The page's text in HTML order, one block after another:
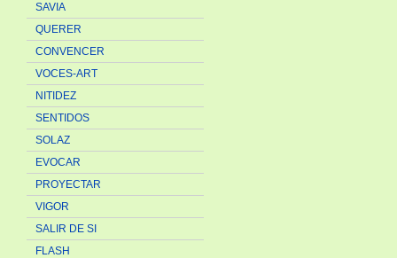
SAVIA
QUERER
CONVENCER
VOCES-ART
NITIDEZ
SENTIDOS
SOLAZ
EVOCAR
PROYECTAR
VIGOR
SALIR DE SI
FLASH